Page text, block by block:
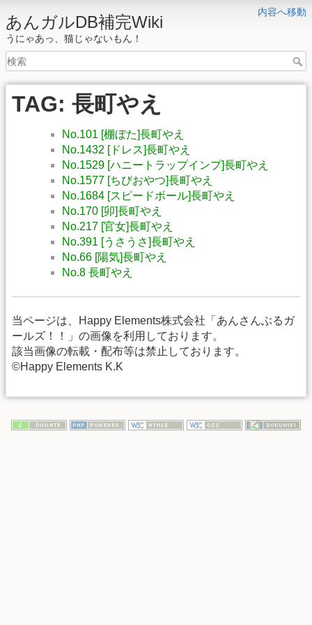
内容へ移動
あんガルDB補完Wiki
うにゃあっ、猫じゃないもん！
TAG: 長町やえ
No.101 [棚ぼた]長町やえ
No.1432 [ドレス]長町やえ
No.1529 [ハニートラップインプ]長町やえ
No.1577 [ちびおやつ]長町やえ
No.1684 [スピードボール]長町やえ
No.170 [卯]長町やえ
No.217 [官女]長町やえ
No.391 [うさうさ]長町やえ
No.66 [陽気]長町やえ
No.8 長町やえ
当ページは、Happy Elements株式会社「あんさんぶるガ
ールズ！！」の画像を利用しております。
該当画像の転載・配布等は禁止しております。
©Happy Elements K.K